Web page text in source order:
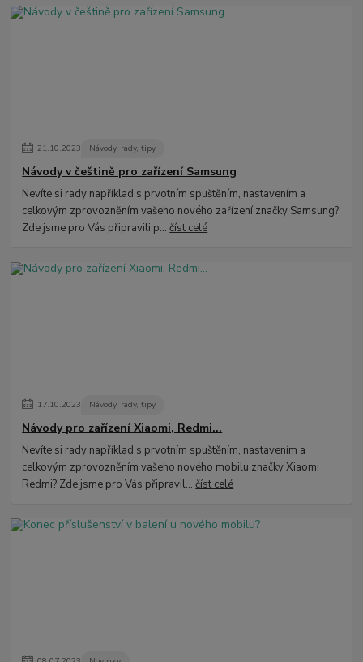
21.10.2023 Návody, rady, tipy
Návody v češtině pro zařízení Samsung
Nevíte si rady například s prvotním spuštěním, nastavením a
celkovým zprovozněním vašeho nového zařízení značky Samsung?
Zde jsme pro Vás připravili p...číst celé
17.10.2023 Návody, rady, tipy
Návody pro zařízení Xiaomi, Redmi...
Nevíte si rady například s prvotním spuštěním, nastavením a
celkovým zprovozněním vašeho nového mobilu značky Xiaomi
Redmi? Zde jsme pro Vás připravil...číst celé